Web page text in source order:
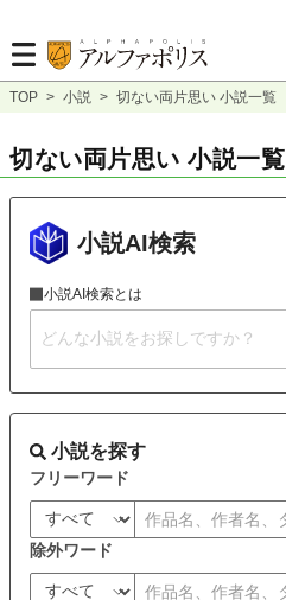
TOP > 小説 > 切ない両片思い 小説一覧
切ない両片思い 小説一覧
小説AI検索
小説AI検索とは
小説を探す
フリーワード
除外ワード